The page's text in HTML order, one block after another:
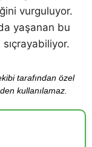
vurguluyor.
yaşanan bu
tarafından özel
kullanılamaz.